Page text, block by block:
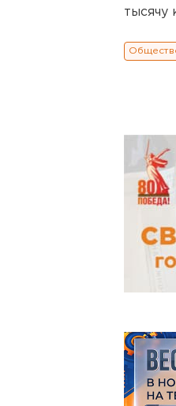
тысячу